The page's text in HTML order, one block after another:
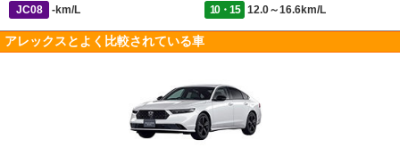
JC08
-km/L 10・15 12.0～16.6km/L
アレックスとよく比較されている車